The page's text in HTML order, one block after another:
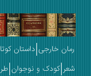
خارجی داستان کوتاه تاریخ
کودک و نوجوان طرح جلد